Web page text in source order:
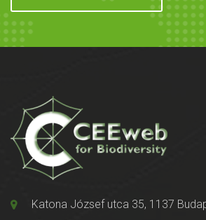
Katona József utca 35, 1137